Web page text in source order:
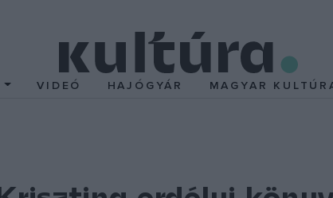
VIDEÓ HAJÓGYÁR MAGYAR